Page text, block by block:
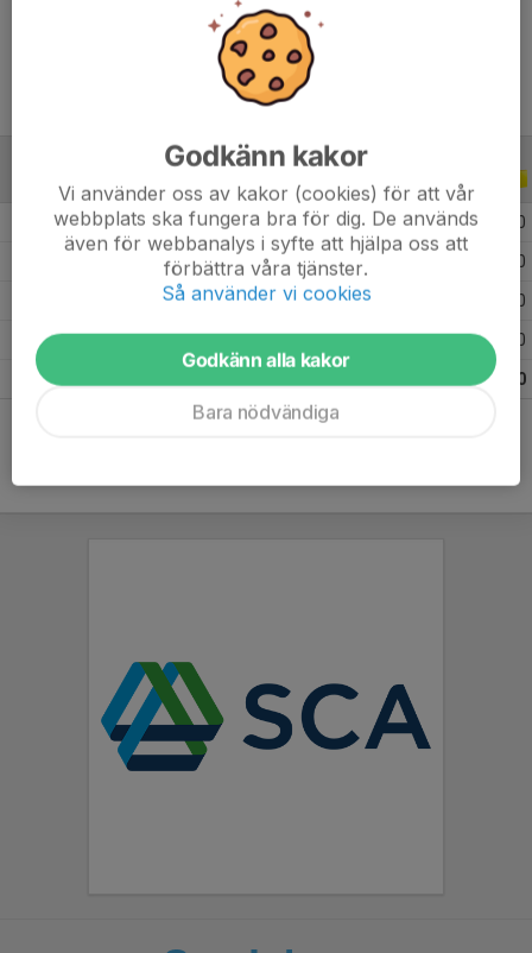
Otroligt hårt jobbande kvick forward där press-spelet är
perfekt. Löper mycket och skapar ytor för andra.
2026 14 20 1 0
0
0
2023 22 5 0 0
Totalt 1 0
Godkänn kakor
Vi använder oss av kakor (cookies) för att vår
webbplats ska fungera bra för dig. De används
även för webbanalys i syfte att hjälpa oss att
förbättra våra tjänster.
Så använder vi cookies
Godkänn alla kakor
Bara nödvändiga